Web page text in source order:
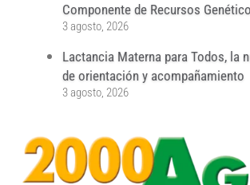
Componente de Recursos
3 agosto, 2026
Lactancia Materna para Todos, la
de orientación y acompañamiento
3 agosto, 2026